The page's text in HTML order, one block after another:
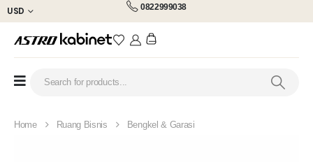
USD 0822999038
Home Ruang Bisnis Bengkel & Garasi